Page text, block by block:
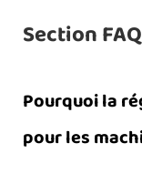
Section FAQ
Pourquoi la
pour les